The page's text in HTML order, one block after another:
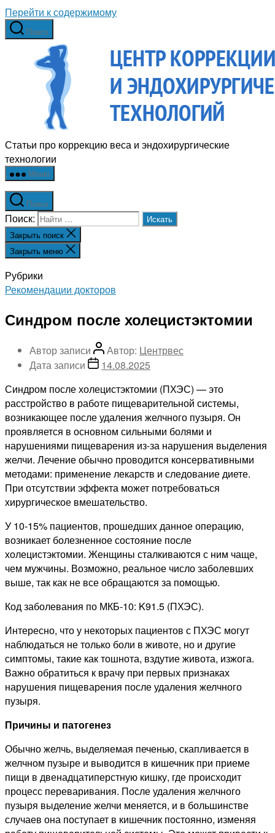
Перейти к содержимому
Поиск
Статьи про коррекцию веса и эндохирургические
технологии
Меню
Поиск
Поиск:
Закрыть поиск
Закрыть меню
Рубрики
Рекомендации докторов
Синдром после холецистэктомии
Автор записи Автор: Центрвес
Дата записи
14.08.2025
Синдром после холецистэктомии (ПХЭС) — это
расстройство в работе пищеварительной системы,
возникающее после удаления желчного пузыря. Он
проявляется в основном сильными болями и
нарушениями пищеварения из-за нарушения выделения
желчи. Лечение обычно проводится консервативными
методами: применение лекарств и следование диете.
При отсутствии эффекта может потребоваться
хирургическое вмешательство.
У 10-15% пациентов, прошедших данное операцию,
возникает болезненное состояние после
холецистэктомии. Женщины сталкиваются с ним чаще,
чем мужчины. Возможно, реальное число заболевших
выше, так как не все обращаются за помощью.
Код заболевания по МКБ-10: K91.5 (ПХЭС).
Интересно, что у некоторых пациентов с ПХЭС могут
наблюдаться не только боли в животе, но и другие
симптомы, такие как тошнота, вздутие живота, изжога.
Важно обратиться к врачу при первых признаках
нарушения пищеварения после удаления желчного
пузыря.
Причины и патогенез
Обычно желчь, выделяемая печенью, скапливается в
желчном пузыре и выводится в кишечник при приеме
пищи в двенадцатиперстную кишку, где происходит
процесс переваривания. После удаления желчного
пузыря выделение желчи меняется, и в большинстве
случаев она поступает в кишечник постоянно, изменяя